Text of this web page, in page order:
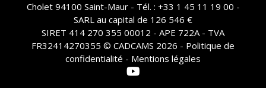
Cholet 94100 Saint-Maur - Tél. : +33 1 45 11 19 00 -
SARL au capital de 126 546 €
SIRET 414 270 355 00012 - APE 722A - TVA
FR32414270355 © CADCAMS 2026 - Politique de
confidentialité - Mentions légales